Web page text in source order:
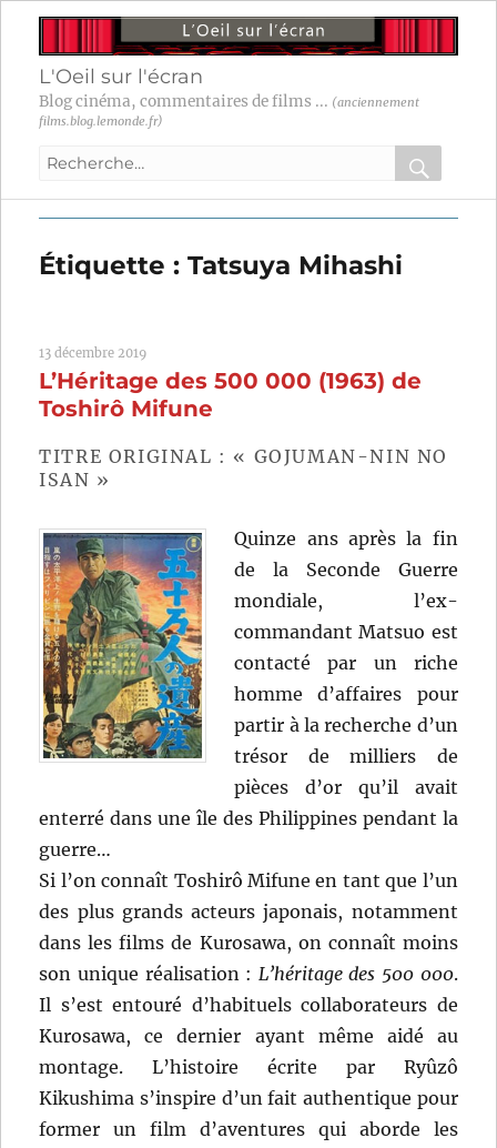
L'Oeil sur l'écran
Blog cinéma, commentaires de films ... (anciennement
films.blog.lemonde.fr)
Recherche
:
OK
Étiquette :Tatsuya Mihashi
13 décembre 2019
L’Héritage des 500 000 (1963) de
Toshirô Mifune
TITRE ORIGINAL : « GOJUMAN-NIN NO
ISAN »
Quinze ans après la fin
de la Seconde Guerre
mondiale, l’ex-
commandant Matsuo est
contacté par un riche
homme d’affaires pour
partir à la recherche d’un
trésor de milliers de
pièces d’or qu’il avait
enterré dans une île des Philippines pendant la
guerre…
Si l’on connaît Toshirô Mifune en tant que l’un
des plus grands acteurs japonais, notamment
dans les films de Kurosawa, on connaît moins
son unique réalisation : L’héritage des 500 000.
Il s’est entouré d’habituels collaborateurs de
Kurosawa, ce dernier ayant même aidé au
montage. L’histoire écrite par Ryûzô
Kikushima s’inspire d’un fait authentique pour
former un film d’aventures qui aborde les